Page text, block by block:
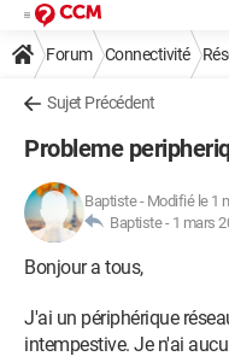
Forum Connectivité
Sujet Précédent
Probleme
Baptiste- Modifié le 1
Baptiste - 1 mars
Bonjour a tous,
J'ai un périphérique
intempestive. Je n'ai